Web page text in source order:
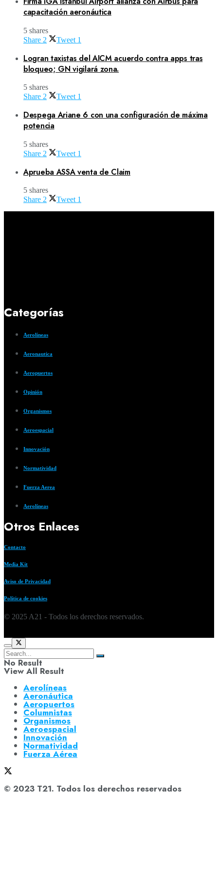
capacitación aeronáutica
5 shares
Share 2 Tweet 1
Logran taxistas del AICM acuerdo contra apps tras
bloqueo; GN vigilará zona.
5 shares
Share 2 Tweet 1
Despega Ariane 6 con una configuración de máxima
potencia
5 shares
Share 2 Tweet 1
Aprueba ASSA venta de Claim
5 shares
Share 2 Tweet 1
Categorías
Aerolíneas
Aeronautica
Aeropuertos
Opinión
Organismos
Aeroespacial
Innovación
Normatividad
Fuerza Aerea
Aerolíneas
Otros Enlaces
Contacto
Media Kit
Aviso de Privacidad
Política de cookies
© 2025 A21 - Todos los derechos reservados.
No Result
View All Result
Aerolíneas
Aeronáutica
Aeropuertos
Columnistas
Organismos
Aeroespacial
Innovación
Normatividad
Fuerza Aérea
© 2023 T21. Todos los derechos reservados